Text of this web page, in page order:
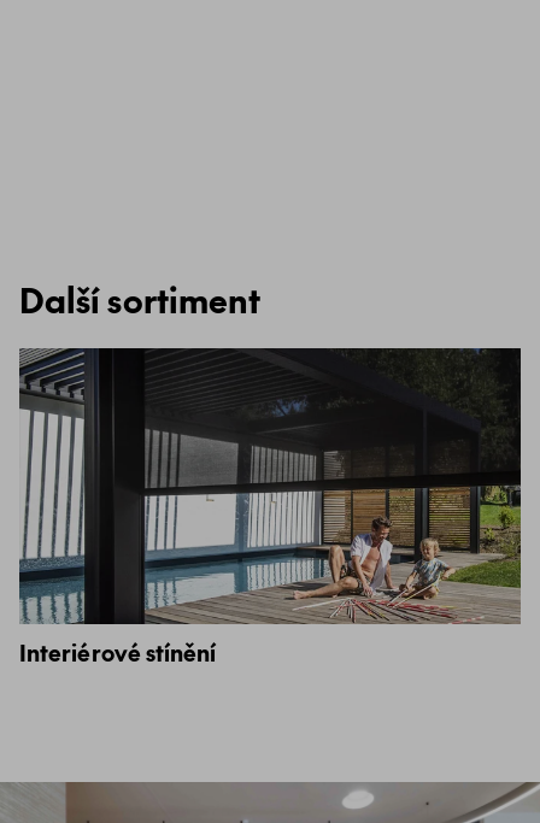
Další sortiment
Interiérové stínění